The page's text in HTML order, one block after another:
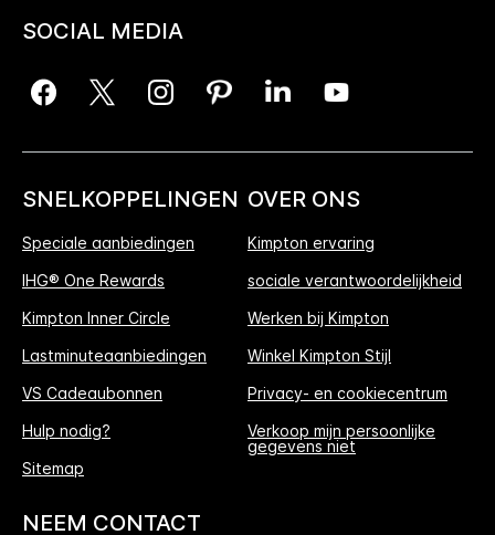
SOCIAL MEDIA
SNELKOPPELINGEN
Speciale aanbiedingen
IHG® One Rewards
Kimpton Inner Circle
Lastminuteaanbiedingen
VS Cadeaubonnen
Hulp nodig?
Sitemap
OVER ONS
Kimpton ervaring
sociale verantwoordelijkheid
Werken bij Kimpton
Winkel Kimpton Stijl
Privacy- en cookiecentrum
Verkoop mijn persoonlijke
gegevens niet
NEEM CONTACT